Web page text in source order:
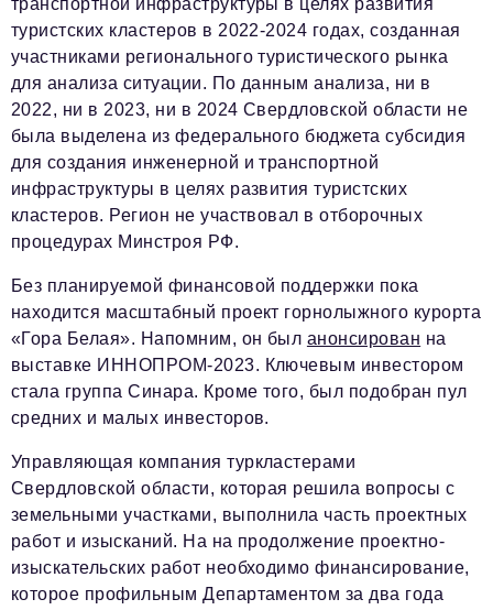
транспортной инфраструктуры в целях развития
туристских кластеров в 2022-2024 годах, созданная
участниками регионального туристического рынка
для анализа ситуации. По данным анализа, ни в
2022, ни в 2023, ни в 2024 Свердловской области не
была выделена из федерального бюджета субсидия
для создания инженерной и транспортной
инфраструктуры в целях развития туристских
кластеров. Регион не участвовал в отборочных
процедурах Минстроя РФ.
Без планируемой финансовой поддержки пока
находится масштабный проект горнолыжного курорта
«Гора Белая». Напомним, он был анонсирован на
выставке ИННОПРОМ-2023. Ключевым инвестором
стала группа Синара. Кроме того, был подобран пул
средних и малых инвесторов.
Управляющая компания туркластерами
Свердловской области, которая решила вопросы с
земельными участками, выполнила часть проектных
работ и изысканий. На на продолжение проектно-
изыскательских работ необходимо финансирование,
которое профильным Департаментом за два года